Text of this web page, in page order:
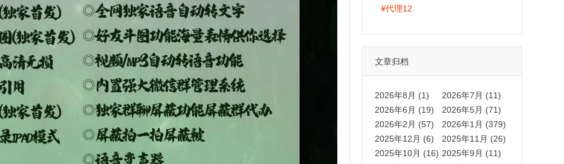
拍卡激活码商城正品保障
¥代理12
文章归档
2026年8月 (1)
2026年7月 (11)
2026年6月 (19)
2026年5月 (71)
2026年2月 (57)
2026年1月 (379)
2025年12月 (6)
2025年11月 (26)
2025年10月 (16) 2025年9月 (11)